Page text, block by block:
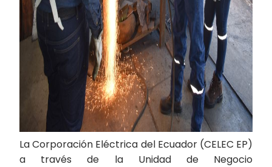
La Corporación Eléctrica del Ecuador (CELEC EP)
a través de la Unidad de Negocio